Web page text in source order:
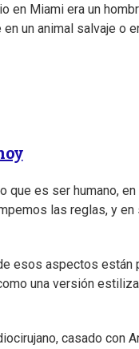
en Miami era un
un animal salvaje o
es ser humano,
las reglas, y en
esos aspectos
una versión
casado con